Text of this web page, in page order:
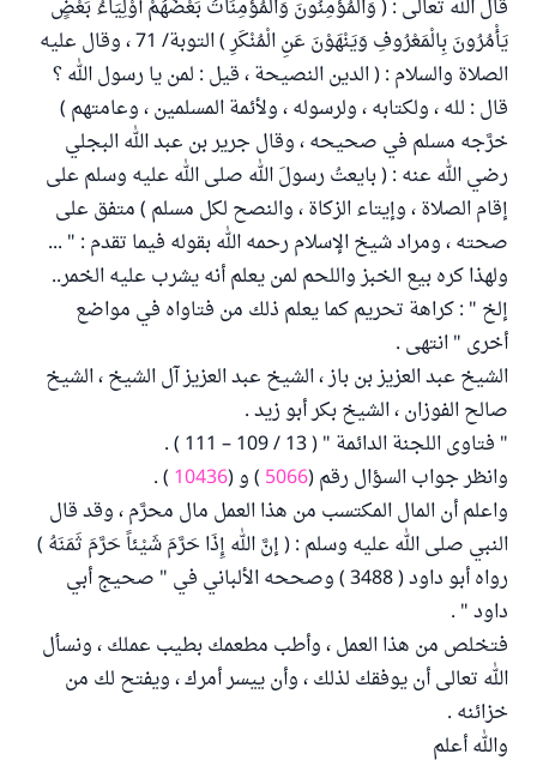
قال الله تعالى : ( وَالْمُؤْمِنُونَ وَالْمُؤْمِنَاتُ بَعْضُهُمْ أَوْلِيَاءُ بَعْضٍ
يَأْمُرُونَ بِالْمَعْرُوفِ وَيَنْهَوْنَ عَنِ الْمُنْكَرِ ) التوبة/ 71 ، وقال عليه
الصلاة والسلام : ( الدين النصيحة ، قيل : لمن يا رسول الله ؟
قال : لله ، ولكتابه ، ولرسوله ، ولأئمة المسلمين ، وعامتهم )
خرَّجه مسلم في صحيحه ، وقال جرير بن عبد الله البجلي
رضي الله عنه : ( بايعتُ رسولَ الله صلى الله عليه وسلم على
إقام الصلاة ، وإيتاء الزكاة ، والنصح لكل مسلم ) متفق على
صحته ، ومراد شيخ الإسلام رحمه الله بقوله فيما تقدم : " ...
ولهذا كره بيع الخبز واللحم لمن يعلم أنه يشرب عليه الخمر..
إلخ " : كراهة تحريم كما يعلم ذلك من فتاواه في مواضع
أخرى " انتهى .
الشيخ عبد العزيز بن باز ، الشيخ عبد العزيز آل الشيخ ، الشيخ
صالح الفوزان ، الشيخ بكر أبو زيد .
" فتاوى اللجنة الدائمة " ( 13 / 109 – 111 ) .
وانظر جواب السؤال رقم (5066 ) و (10436
) .
واعلم أن المال المكتسب من هذا العمل مال محرَّم ، وقد قال
النبي صلى الله عليه وسلم : ( إنَّ الله إِذَا حَرَّمَ شَيْئاً حَرَّمَ ثَمَنَهُ )
رواه أبو داود ( 3488 ) وصححه الألباني في " صحيج أبي
داود " .
فتخلص من هذا العمل ، وأطب مطعمك بطيب عملك ، ونسأل
الله تعالى أن يوفقك لذلك ، وأن ييسر أمرك ، ويفتح لك من
خزائنه .
والله أعلم